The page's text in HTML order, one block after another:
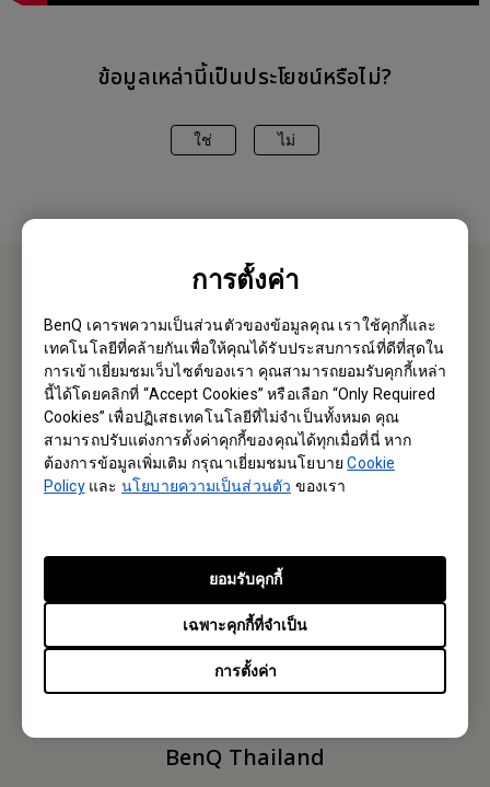
การตั้งค่า
BenQ เคารพความเป็นส่วนตัวของข้อมูลคุณ เราใช้คุกกี้และ
เทคโนโลยีที่คล้ายกันเพื่อให้คุณได้รับประสบการณ์ที่ดีที่สุดใน
การเข้าเยี่ยมชมเว็บไซต์ของเรา คุณสามารถยอมรับคุกกี้เหล่า
นี้ได้โดยคลิกที่ “Accept Cookies” หรือเลือก “Only Required
Cookies” เพื่อปฏิเสธเทคโนโลยีที่ไม่จำเป็นทั้งหมด คุณ
สามารถปรับแต่งการตั้งค่าคุกกี้ของคุณได้ทุกเมื่อที่นี่ หาก
ต้องการข้อมูลเพิ่มเติม กรุณาเยี่ยมชมนโยบายCookie
Policyและนโยบายความเป็นส่วนตัว ของเรา
การตั้งค่า
เฉพาะคุกกี้ที่จำเป็น
ยอมรับคุกกี้
ข้อมูลเหล่านี้เป็นประโยชน์หรือไม่?
ใช่ ไม่
ติอต่อเรา
ยินดีต้อนรับ
Email หาเรา
เป็นคนแรกที่ได้ข้อมูลใหม่ๆจากเรา
Subscribe
BenQ Thailand